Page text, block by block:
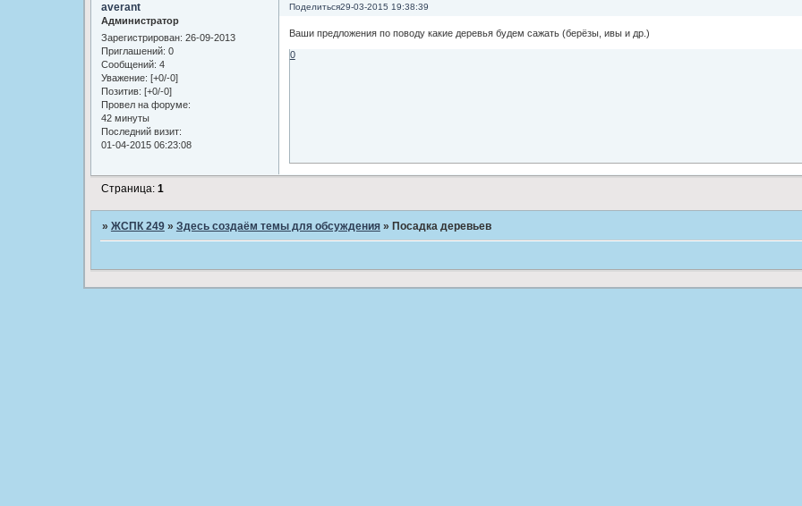
Поделиться29-03-2015 19:38:39
averant
Администратор
Зарегистрирован: 26-09-2013
Приглашений: 0
Сообщений: 4
Уважение: [+0/-0]
Позитив: [+0/-0]
Провел на форуме:
42 минуты
Последний визит:
01-04-2015 06:23:08
Ваши предложения по поводу какие деревья будем сажать (берёзы, ивы и др.)
0
Страница: 1
» ЖСПК 249 » Здесь создаём темы для обсуждения » Посадка деревьев